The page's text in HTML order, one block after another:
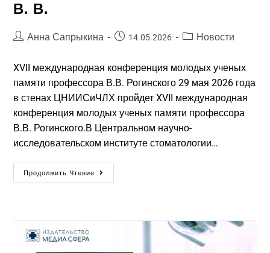
В. В.
Анна Сапрыкина 14.05.2026 Новости
XVII международная конференция молодых ученых
памяти профессора В.В. Рогинского 29 мая 2026 года
в стенах ЦНИИСиЧЛХ пройдет XVII международная
конференция молодых ученых памяти профессора
В.В. Рогинского.В Центральном научно-
исследовательском институте стоматологии…
Продолжить Чтение